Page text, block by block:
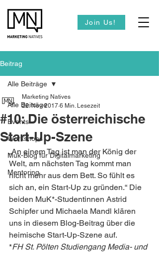
Join Us!
Beitrag
Alle Beiträge
Events
Workshops
Muk-Blog für Digitalmarketing
Mentoring
Alle Beiträge
#10: Die österreichische
Start-Up-Szene
Marketing Natives
22. Nov. 2017 6 Min. Lesezeit
„An einem Tag ist man der König der
Welt, am nächsten Tag kommt man
nicht mehr aus dem Bett. So fühlt es
sich an, ein Start-Up zu gründen.“ Die
beiden MuK*-Studentinnen Astrid
Schipfer und Michaela Mandl klären
uns in diesem Blog-Beitrag über die
heimische Start-Up-Szene auf.
*FH St. Pölten Studiengang Media- und